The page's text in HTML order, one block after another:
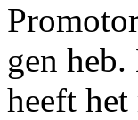
gen
heeft